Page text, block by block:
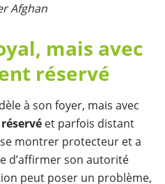
Afghan
mais avec
réservé
à son foyer, mais avec
réservé et parfois distant
montrer protecteur et a
d’affirmer son autorité
peut poser un problème,